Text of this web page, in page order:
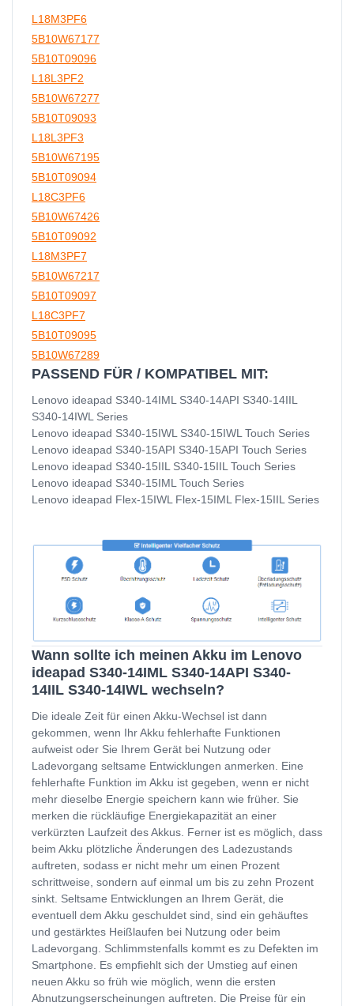
L18M3PF6
5B10W67177
5B10T09096
L18L3PF2
5B10W67277
5B10T09093
L18L3PF3
5B10W67195
5B10T09094
L18C3PF6
5B10W67426
5B10T09092
L18M3PF7
5B10W67217
5B10T09097
L18C3PF7
5B10T09095
5B10W67289
PASSEND FÜR / KOMPATIBEL MIT:
Lenovo ideapad S340-14IML S340-14API S340-14IIL
S340-14IWL Series
Lenovo ideapad S340-15IWL S340-15IWL Touch Series
Lenovo ideapad S340-15API S340-15API Touch Series
Lenovo ideapad S340-15IIL S340-15IIL Touch Series
Lenovo ideapad S340-15IML Touch Series
Lenovo ideapad Flex-15IWL Flex-15IML Flex-15IIL Series
Wann sollte ich meinen Akku im Lenovo
ideapad S340-14IML S340-14API S340-
14IIL S340-14IWL wechseln?
Die ideale Zeit für einen Akku-Wechsel ist dann
gekommen, wenn Ihr Akku fehlerhafte Funktionen
aufweist oder Sie Ihrem Gerät bei Nutzung oder
Ladevorgang seltsame Entwicklungen anmerken. Eine
fehlerhafte Funktion im Akku ist gegeben, wenn er nicht
mehr dieselbe Energie speichern kann wie früher. Sie
merken die rückläufige Energiekapazität an einer
verkürzten Laufzeit des Akkus. Ferner ist es möglich, dass
beim Akku plötzliche Änderungen des Ladezustands
auftreten, sodass er nicht mehr um einen Prozent
schrittweise, sondern auf einmal um bis zu zehn Prozent
sinkt. Seltsame Entwicklungen an Ihrem Gerät, die
eventuell dem Akku geschuldet sind, sind ein gehäuftes
und gestärktes Heißlaufen bei Nutzung oder beim
Ladevorgang. Schlimmstenfalls kommt es zu Defekten im
Smartphone. Es empfiehlt sich der Umstieg auf einen
neuen Akku so früh wie möglich, wenn die ersten
Abnutzungserscheinungen auftreten. Die Preise für ein